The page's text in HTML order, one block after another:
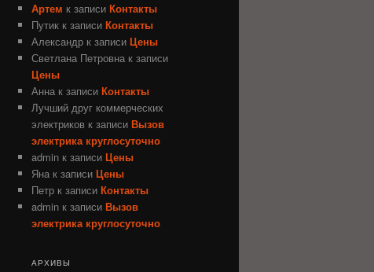
Артем к записи Контакты
Путик к записи Контакты
Александр к записи Цены
Светлана Петровна к записи
Цены
Анна к записи Контакты
Лучший друг коммерческих
электриков к записи Вызов
электрика круглосуточно
admin к записи Цены
Яна к записи Цены
Петр к записи Контакты
admin к записи Вызов
электрика круглосуточно
АРХИВЫ